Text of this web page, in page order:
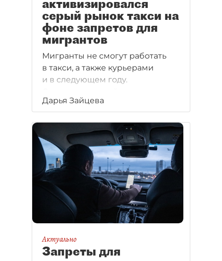
активизировался
серый рынок такси на
фоне запретов для
мигрантов
Мигранты не смогут работать
в такси, а также курьерами
и в следующем году.
постановления губернатора
Петербурга накануне был
для антикоррупционной
экспертизы.
Дарья Зайцева
Актуально
Запреты для